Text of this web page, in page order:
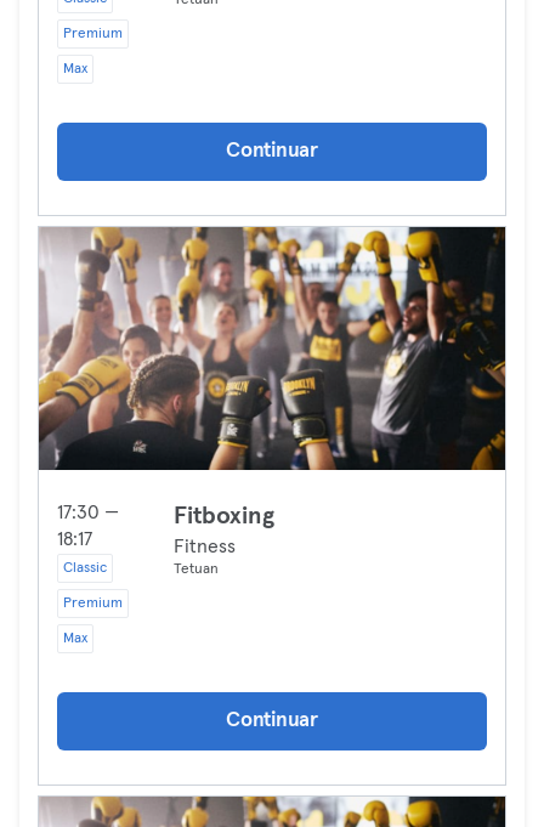
Premium
Max
Continuar
17:30 —
18:17
Classic
Premium
Max
Fitboxing
Fitness
Tetuan
Continuar